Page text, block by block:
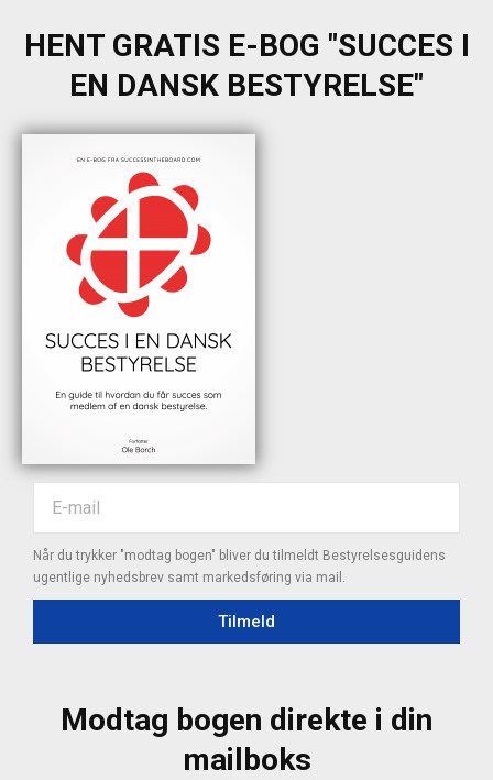
HENT GRATIS E-BOG "SUCCES I
EN DANSK BESTYRELSE"
Når du trykker "modtag bogen" bliver du tilmeldt Bestyrelsesguidens
ugentlige nyhedsbrev samt markedsføring via mail.
Tilmeld
Modtag bogen direkte i din
mailboks